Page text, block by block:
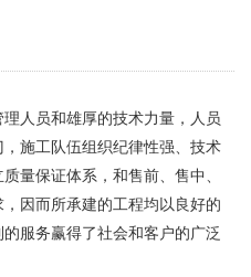
人员和雄厚的技术力量，人员
施工队伍组织纪律性强、技术
量保证体系，和售前、售中、
因而所承建的工程均以良好的
服务赢得了社会和客户的广泛